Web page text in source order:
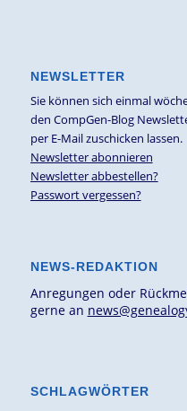
NEWSLETTER
Sie können sich einmal
den CompGen-Blog
per E-Mail zuschicken lassen.
Newsletter abonnieren
Newsletter abbestellen?
Passwort vergessen?
NEWS-REDAKTION
Anregungen oder
gerne an
SCHLAGWÖRTER